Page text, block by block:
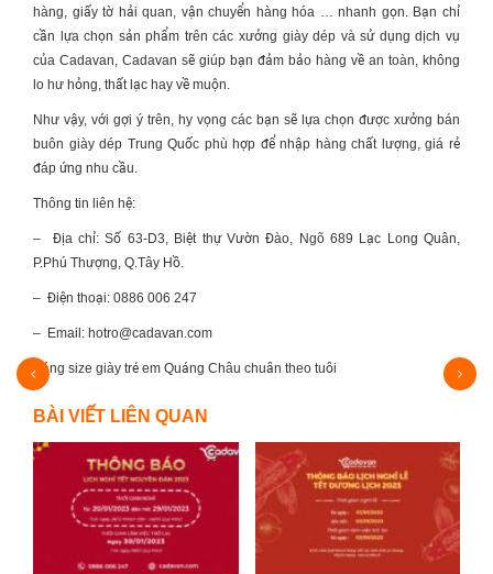
hàng, giấy tờ hải quan, vận chuyển hàng hóa … nhanh gọn. Bạn chỉ
cần lựa chọn sản phẩm trên các xưởng giày dép và sử dụng dịch vụ
của Cadavan, Cadavan sẽ giúp bạn đảm bảo hàng về an toàn, không
lo hư hỏng, thất lạc hay về muộn.
Như vậy, với gợi ý trên, hy vọng các bạn sẽ lựa chọn được xưởng bán
buôn giày dép Trung Quốc phù hợp để nhập hàng chất lượng, giá rẻ
đáp ứng nhu cầu.
Thông tin liên hệ:
–
Địa chỉ: Số 63-D3, Biệt thự Vườn Đào, Ngõ 689 Lạc Long Quân,
P.Phú Thượng, Q.Tây Hồ.
– Điện thoại: 0886 006 247
– Email: hotro@cadavan.com
Bảng size giày trẻ em Quảng Châu chuẩn theo tuổi
BÀI VIẾT LIÊN QUAN